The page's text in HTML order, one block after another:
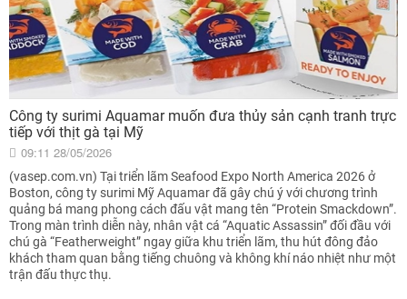
Công ty surimi Aquamar muốn đưa thủy sản cạnh tranh trực
tiếp với thịt gà tại Mỹ
09:11 28/05/2026
(vasep.com.vn) Tại triển lãm Seafood Expo North America 2026 ở
Boston, công ty surimi Mỹ Aquamar đã gây chú ý với chương trình
quảng bá mang phong cách đấu vật mang tên “Protein Smackdown”.
Trong màn trình diễn này, nhân vật cá “Aquatic Assassin” đối đầu với
chú gà “Featherweight” ngay giữa khu triển lãm, thu hút đông đảo
khách tham quan bằng tiếng chuông và không khí náo nhiệt như một
trận đấu thực thụ.